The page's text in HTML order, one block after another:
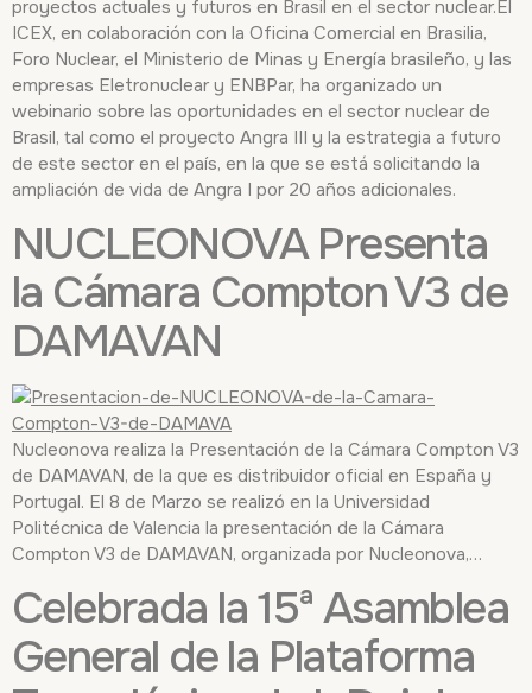
proyectos actuales y futuros en Brasil en el sector nuclear.El
ICEX, en colaboración con la Oficina Comercial en Brasilia,
Foro Nuclear, el Ministerio de Minas y Energía brasileño, y las
empresas Eletronuclear y ENBPar, ha organizado un
webinario sobre las oportunidades en el sector nuclear de
Brasil, tal como el proyecto Angra III y la estrategia a futuro
de este sector en el país, en la que se está solicitando la
ampliación de vida de Angra I por 20 años adicionales.
NUCLEONOVA Presenta
la Cámara Compton V3 de
DAMAVAN
Nucleonova realiza la Presentación de la Cámara Compton V3
de DAMAVAN, de la que es distribuidor oficial en España y
Portugal. El 8 de Marzo se realizó en la Universidad
Politécnica de Valencia la presentación de la Cámara
Compton V3 de DAMAVAN, organizada por Nucleonova,…
Celebrada la 15ª Asamblea
General de la Plataforma